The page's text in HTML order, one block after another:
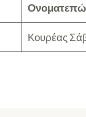
Κουρέας